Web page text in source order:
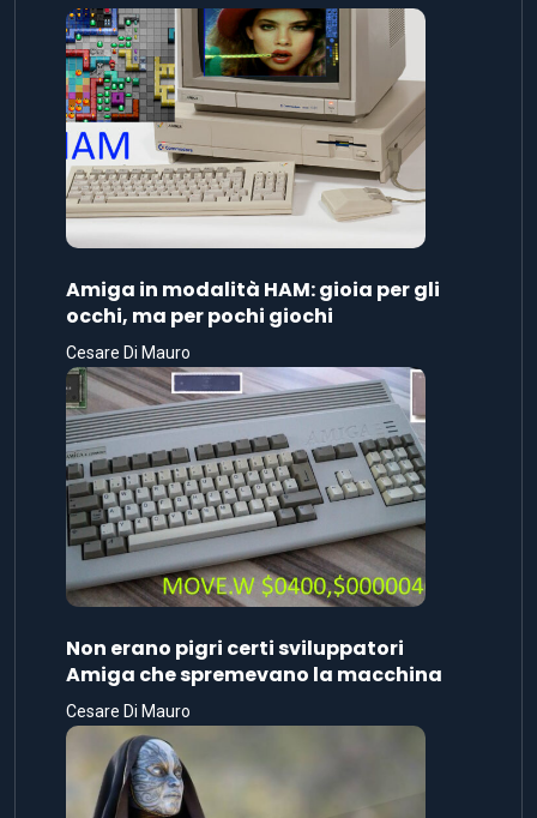
Amiga in modalità HAM: gioia per gli
occhi, ma per pochi giochi
Cesare Di Mauro
Non erano pigri certi sviluppatori
Amiga che spremevano la macchina
Cesare Di Mauro